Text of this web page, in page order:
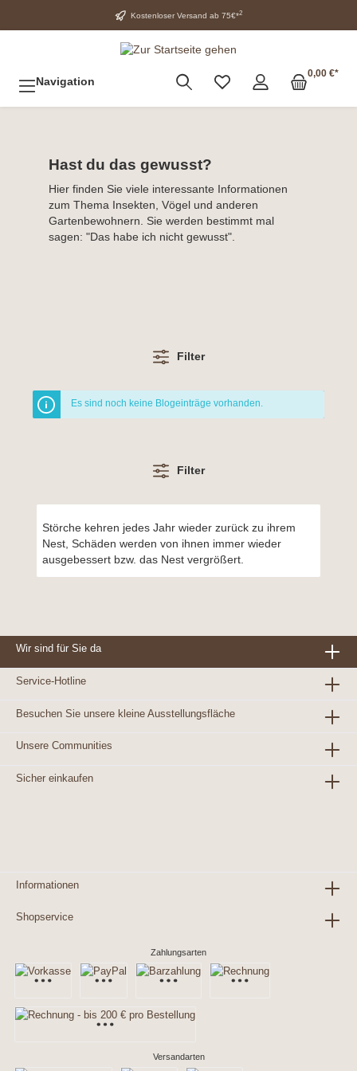
Kostenloser Versand ab 75€*2
Navigation
0,00 €*
Hast du das gewusst?
Hier finden Sie viele interessante Informationen
zum Thema Insekten, Vögel und anderen
Gartenbewohnern. Sie werden bestimmt mal
sagen: "Das habe ich nicht gewusst".
Filter
Es sind noch keine Blogeinträge vorhanden.
Filter
Störche kehren jedes Jahr wieder zurück zu ihrem
Nest, Schäden werden von ihnen immer wieder
ausgebessert bzw. das Nest vergrößert.
Wir sind für Sie da
Service-Hotline
Besuchen Sie unsere kleine Ausstellungsfläche
Unsere Communities
Sicher einkaufen
Informationen
Shopservice
Zahlungsarten
Versandarten